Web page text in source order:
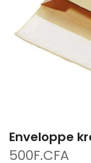
Enveloppe
500F.CFA